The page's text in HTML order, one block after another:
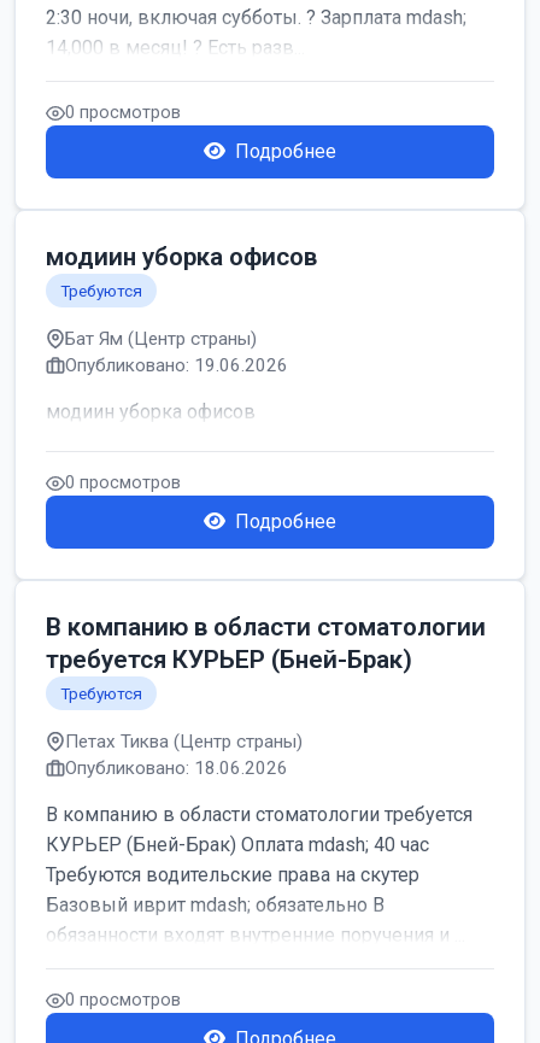
2:30 ночи, включая субботы. ? Зарплата mdash;
14,000 в месяц! ? Есть разв...
0 просмотров
Подробнее
модиин уборка офисов
Требуются
Бат Ям (Центр страны)
Опубликовано: 19.06.2026
модиин уборка офисов
0 просмотров
Подробнее
В компанию в области стоматологии
требуется КУРЬЕР (Бней-Брак)
Требуются
Петах Тиква (Центр страны)
Опубликовано: 18.06.2026
В компанию в области стоматологии требуется
КУРЬЕР (Бней-Брак) Оплата mdash; 40 час
Требуются водительские права на скутер
Базовый иврит mdash; обязательно В
обязанности входят внутренние поручения и ...
0 просмотров